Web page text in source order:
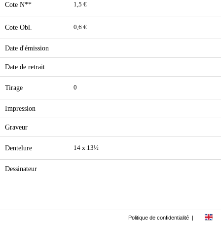
Cote N** 1,5 €
Cote Obl. 0,6 €
Date d'émission
Date de retrait
Tirage 0
Impression
Graveur
Dentelure 14 x 13½
Dessinateur
Politique de confidentialité |